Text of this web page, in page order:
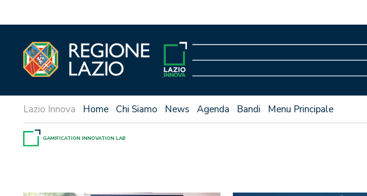
Home Chi Siamo News Agenda Bandi Menu Principale
GAMIFICATION INNOVATION LAB